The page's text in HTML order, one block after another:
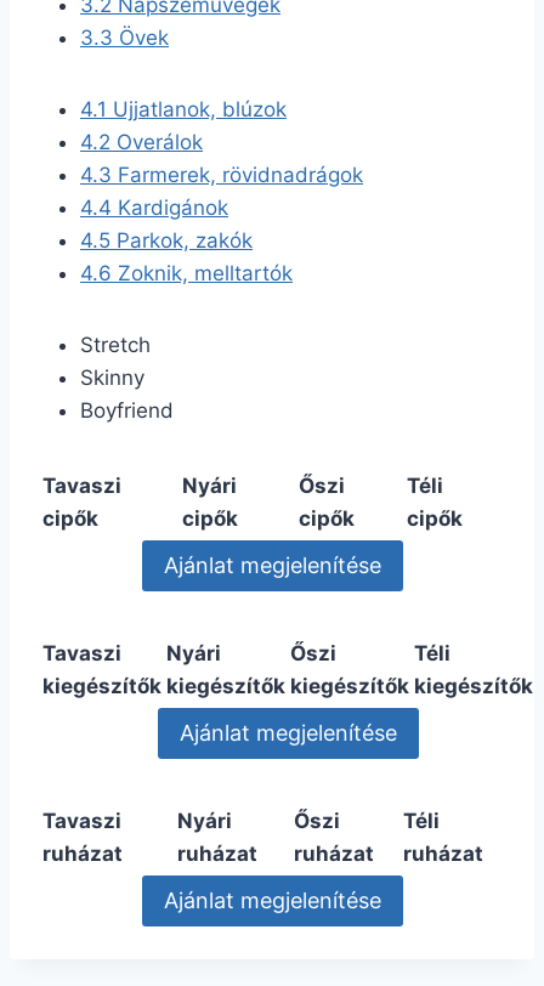
3.2 Napszemüvegek
3.3 Övek
4.1 Ujjatlanok, blúzok
4.2 Overálok
4.3 Farmerek, rövidnadrágok
4.4 Kardigánok
4.5 Parkok, zakók
4.6 Zoknik, melltartók
Stretch
Skinny
Boyfriend
Tavaszi
cipők
Nyári
cipők
Őszi
cipők
Téli
cipők
Tavaszi
kiegészítők
Nyári
kiegészítők
Őszi
kiegészítők
Téli
kiegészítők
Tavaszi
ruházat
Nyári
ruházat
Őszi
ruházat
Téli
ruházat